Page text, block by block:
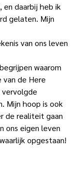
daarbij heb ik
gelaten. Mijn
van ons leven
waarom
de Here
vervolgde
Mijn hoop is ook
de realiteit gaan
ons eigen leven
opgestaan!